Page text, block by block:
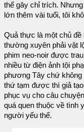
thể gây chỉ trích.
lớn thêm vài tuổi, tôi
Quả thực là một chủ đề
thường xuyên phải vật
phim neo-noir được
nhiều từ điện ảnh tội
phương Tây chứ
thứ tạm được thì giả
phục vụ cho câu
quá quen thuộc về tình
người yếu thế.